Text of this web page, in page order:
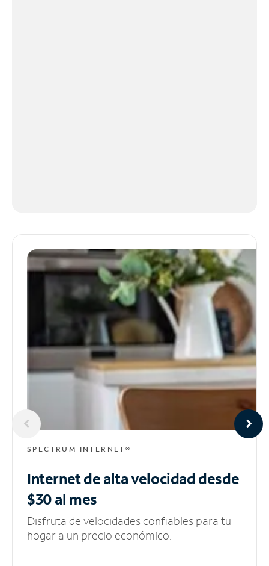
SPECTRUM INTERNET®
Internet de alta velocidaddesde
$30 al mes
Disfruta de velocidades confiables para tu
hogar a un precio económico.